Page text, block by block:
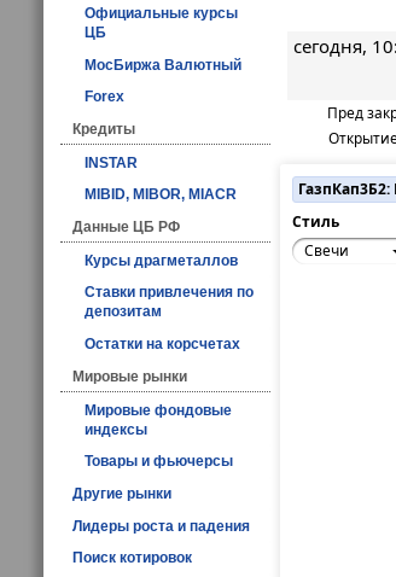
Официальные курсы
ЦБ
МосБиржа Валютный
Forex
Кредиты
INSTAR
MIBID, MIBOR, MIACR
Данные ЦБ РФ
Курсы драгметаллов
Ставки привлечения по
депозитам
Остатки на корсчетах
Мировые рынки
Мировые фондовые
индексы
Товары и фьючерсы
Другие рынки
Лидеры роста и падения
Поиск котировок
сегодня,
Пред
Стиль
Свечи